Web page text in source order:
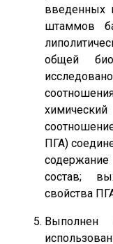
введенных
штаммов
общей
ПГА)
состав;
свойства
Выполнен